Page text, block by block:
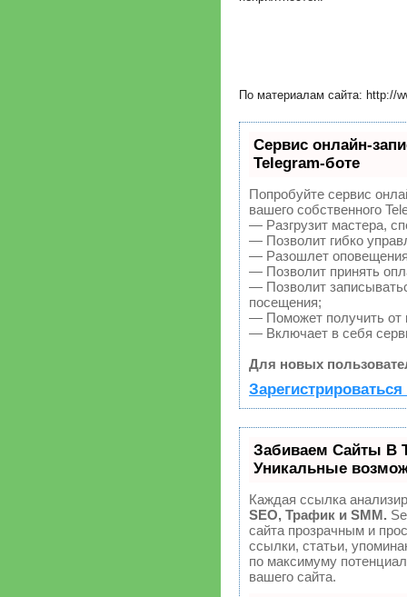
По материалам сайта: http://
Сервис онлайн-
Telegram-боте
Попробуйте сервис
вашего собственного
— Разгрузит мастера,
— Позволит гибко
— Разошлет
— Позволит принять
— Позволит
посещения;
— Поможет получить от
— Включает в себя
Для новых
Забиваем Сайты
Уникальные
Каждая ссылка
SEO, Трафик и SMM.
сайта прозрачным и
ссылки, статьи,
по максимуму
вашего сайта.